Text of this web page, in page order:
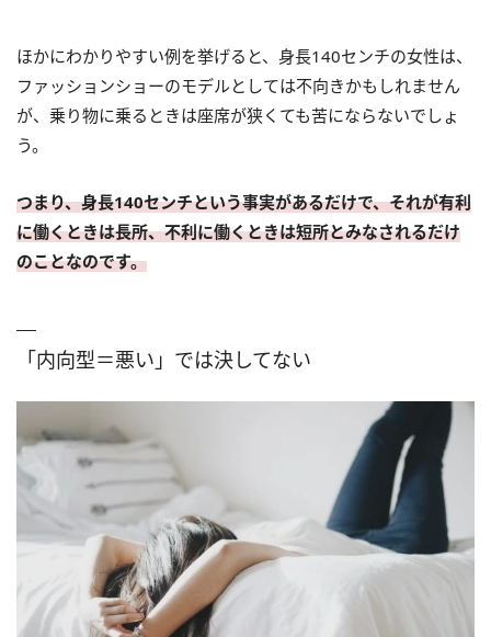
ほかにわかりやすい例を挙げると、身長140センチの女性は、
ファッションショーのモデルとしては不向きかもしれません
が、乗り物に乗るときは座席が狭くても苦にならないでしょ
う。
つまり、身長140センチという事実があるだけで、それが有利
に働くときは長所、不利に働くときは短所とみなされるだけ
のことなのです。
「内向型＝悪い」では決してない